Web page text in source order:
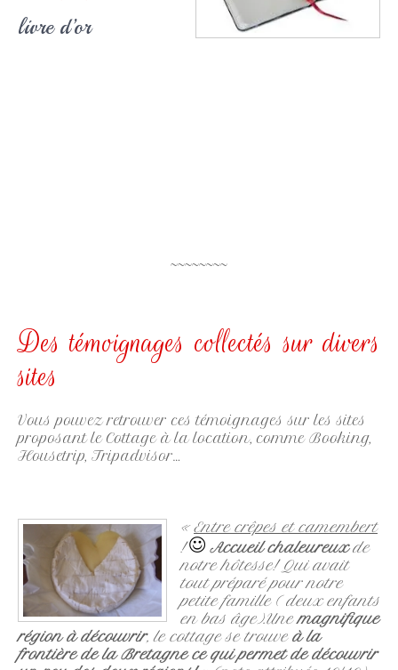
livre d’or
~~~~~~~~
Des témoignages collectés sur divers
sites
Vous pouvez retrouver ces témoignages sur les sites
proposant le Cottage à la location, comme Booking,
Housetrip, Tripadvisor…
«Entre crêpes et camembert
!
Accueil chaleureuxde
notre hôtesse! Qui avait
tout préparé pour notre
petite famille ( deux enfants
en bas âge).Unemagnifique
région à découvrir, le cottage se trouve à la
frontière de la Bretagne ce qui permet de découvrir